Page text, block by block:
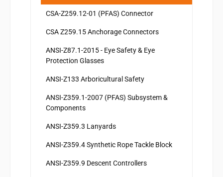
CSA-Z259.12-01 (PFAS) Connector
CSA Z259.15 Anchorage Connectors
ANSI-Z87.1-2015 - Eye Safety & Eye
Protection Glasses
ANSI-Z133 Arboricultural Safety
ANSI-Z359.1-2007 (PFAS) Subsystem &
Components
ANSI-Z359.3 Lanyards
ANSI-Z359.4 Synthetic Rope Tackle Block
ANSI-Z359.9 Descent Controllers